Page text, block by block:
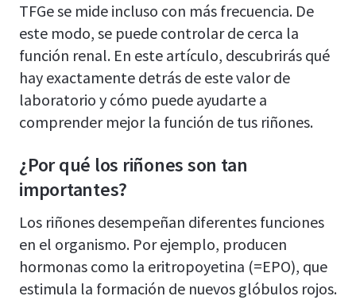
TFGe se mide incluso con más frecuencia. De
este modo, se puede controlar de cerca la
función renal. En este artículo, descubrirás qué
hay exactamente detrás de este valor de
laboratorio y cómo puede ayudarte a
comprender mejor la función de tus riñones.
¿Por qué los riñones son tan
importantes?
Los riñones desempeñan diferentes funciones
en el organismo. Por ejemplo, producen
hormonas como la eritropoyetina (=EPO), que
estimula la formación de nuevos glóbulos rojos.